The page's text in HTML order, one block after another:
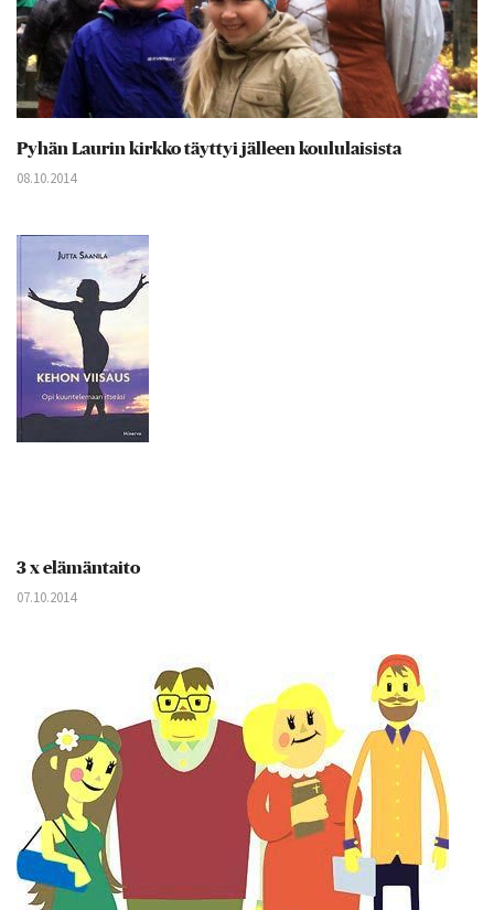
Pyhän Laurin kirkko täyttyi jälleen koululaisista
08.10.2014
3 x elämäntaito
07.10.2014